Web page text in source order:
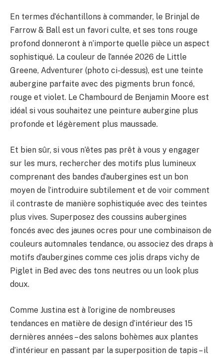
En termes d’échantillons à commander, le Brinjal de
Farrow & Ball est un favori culte, et ses tons rouge
profond donneront à n’importe quelle pièce un aspect
sophistiqué. La couleur de l’année 2026 de Little
Greene, Adventurer (photo ci-dessus), est une teinte
aubergine parfaite avec des pigments brun foncé,
rouge et violet. Le Chambourd de Benjamin Moore est
idéal si vous souhaitez une peinture aubergine plus
profonde et légèrement plus maussade.
Et bien sûr, si vous n’êtes pas prêt à vous y engager
sur les murs, rechercher des motifs plus lumineux
comprenant des bandes d’aubergines est un bon
moyen de l’introduire subtilement et de voir comment
il contraste de manière sophistiquée avec des teintes
plus vives. Superposez des coussins aubergines
foncés avec des jaunes ocres pour une combinaison de
couleurs automnales tendance, ou associez des draps à
motifs d’aubergines comme ces jolis draps vichy de
Piglet in Bed avec des tons neutres ou un look plus
doux.
Comme Justina est à l’origine de nombreuses
tendances en matière de design d’intérieur des 15
dernières années – des salons bohèmes aux plantes
d’intérieur en passant par la superposition de tapis – il